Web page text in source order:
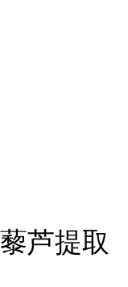
芦提取